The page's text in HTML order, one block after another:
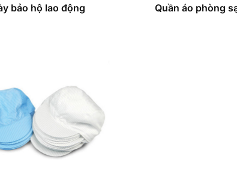
bảo hộ lao động Quần áo phòng